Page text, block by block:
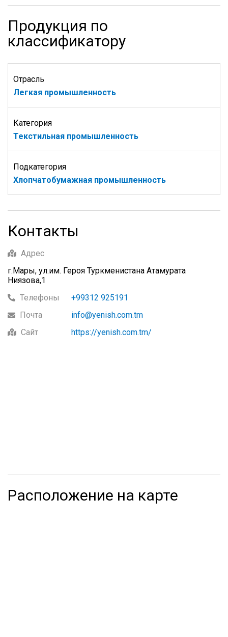
Продукция по
классификатору
Отрасль
Легкая промышленность
Категория
Текстильная промышленность
Подкатегория
Хлопчатобумажная промышленность
Контакты
Адрес
г.Мары, ул.им. Героя Туркменистана Атамурата
Ниязова,1
Телефоны
+99312 925191
Почта
info@yenish.com.tm
Сайт
https://yenish.com.tm/
Расположение на карте